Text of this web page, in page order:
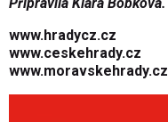
www.hradycz.cz
www.ceskehrady.cz
www.moravskehrady.cz